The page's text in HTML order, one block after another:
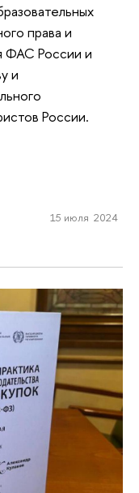
права и
ФАС России и
и
России.
15 июля 2024